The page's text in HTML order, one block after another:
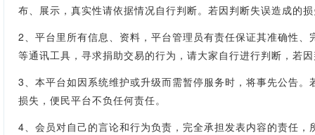
布、展示，真实性请依据情况自行判断。 若因判断失误造成的
2、平台里所有信息、资料，平台管理员有责任保证其准确性
等通讯工具，寻求捐助交易的行为，请大家自行进行判断，若
3、本平台如因系统维护或升级而需暂停服务时，将事先公告
损失，便民平台不负任何责任。
4、会员对自己的言论和行为负责，完全承担发表内容的责任